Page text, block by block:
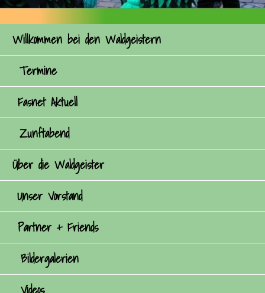
Willkommen bei den Waldgeistern
Termine
Fasnet Aktuell
Zunftabend
Über die Waldgeister
Unser Vorstand
Partner + Friends
Bildergalerien